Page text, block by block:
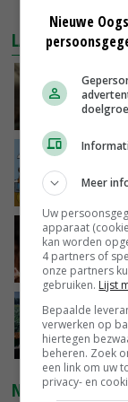
LAATSTE
NIEUWSTE
Nieuwe
Meer
Uw
apparaat
kan worden
4 partners of
onze partners
gebruiken. Lijst
Bepaalde
verwerken op
hiertegen
beheren. Zoek
een link om uw
privacy- en